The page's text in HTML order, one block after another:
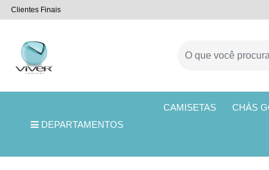
Clientes Finais
DEPARTAMENTOS
CAMISETAS CHÁS